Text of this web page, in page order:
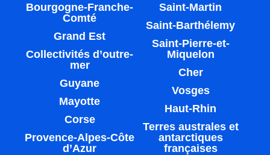
Bourgogne-Franche-
Comté
Grand Est
Collectivités d’outre-
mer
Guyane
Mayotte
Corse
Provence-Alpes-Côte
d’Azur
Saint-Martin
Saint-Barthélemy
Saint-Pierre-et-
Miquelon
Cher
Vosges
Haut-Rhin
Terres australes et
antarctiques
françaises